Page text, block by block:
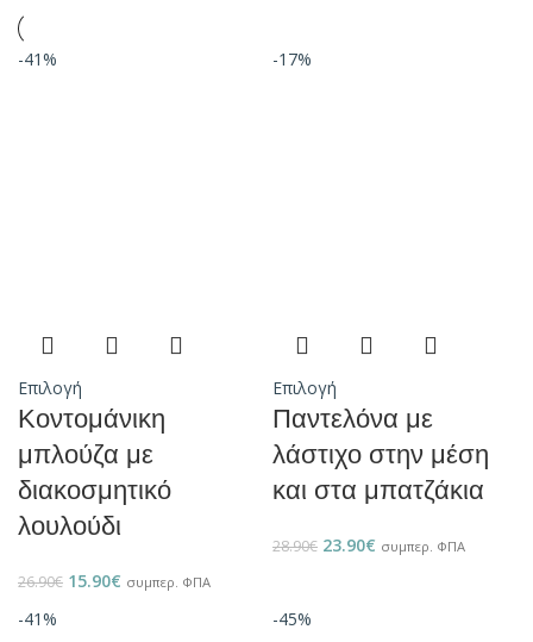
-41%
Επιλογή
Κοντομάνικη
μπλούζα με
διακοσμητικό
λουλούδι
26.90€ 15.90€ συμπερ. ΦΠΑ
-17%
Επιλογή
Παντελόνα με
λάστιχο στην μέση
και στα μπατζάκια
28.90€ 23.90€ συμπερ. ΦΠΑ
-41% -45%